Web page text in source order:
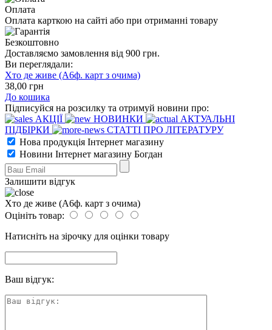
Оплата
Оплата карткою на сайті або при отриманні товару
Безкоштовно
Доставляємо замовлення від 900 грн.
Ви переглядали:
Хто де живе (А6ф. карт з очима)
38,00 грн
До кошика
Підписуйся на розсилку та отримуй новини про:
АКЦІЇ
НОВИНКИ
АКТУАЛЬНІ
ПІДБІРКИ
СТАТТІ ПРО ЛІТЕРАТУРУ
Нова продукція Інтернет магазину
Новини Інтернет магазину Богдан
Залишити відгук
Хто де живе (А6ф. карт з очима)
Оцініть товар:
Натисніть на зірочку для оцінки товару
Ваш відгук: